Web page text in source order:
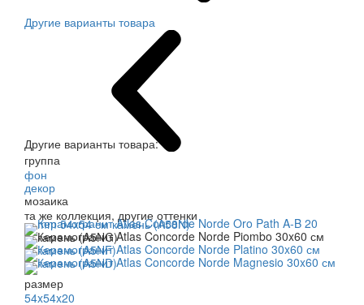
Другие варианты товара
Другие варианты товара:
группа
фон
декор
мозаика
та же коллекция, другие оттенки
размер
54x54x20